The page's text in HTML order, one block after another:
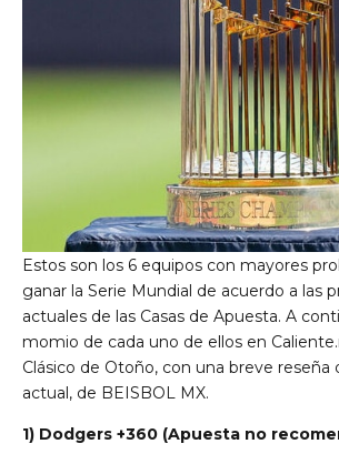
Estos son los 6 equipos con mayores
ganar la Serie Mundial de acuerdo a las
actuales de las Casas de Apuesta. A
momio de cada uno de ellos en
Clásico de Otoño, con una breve reseña
actual, de BEISBOL MX.
1) Dodgers +360 (Apuesta no